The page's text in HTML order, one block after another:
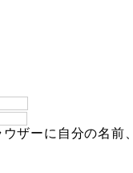
ザーに自分の名前